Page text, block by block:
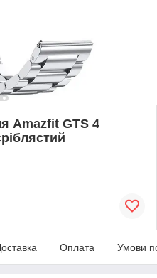
Amazfit GTS 4
Оплата Умови